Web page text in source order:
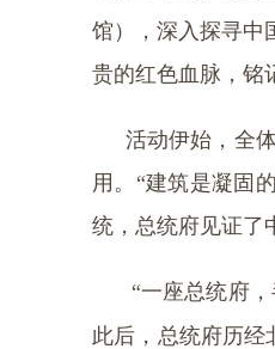
馆），深入探寻中
贵的红色血脉，铭
活动伊始，全
用。“建筑是凝固
统，总统府见证了
“一座总统府，
此后，总统府历经